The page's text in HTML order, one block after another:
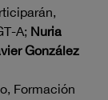
A; Nuria
González
Formación